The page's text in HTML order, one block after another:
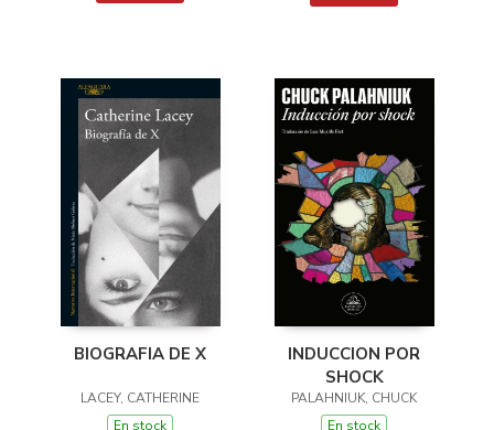
BIOGRAFIA DE X
LACEY, CATHERINE
En stock
INDUCCION POR
SHOCK
PALAHNIUK, CHUCK
En stock